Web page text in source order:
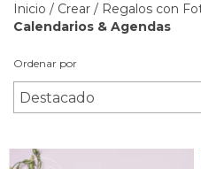
Inicio / Crear / Regalos con
Calendarios & Agendas
Ordenar por